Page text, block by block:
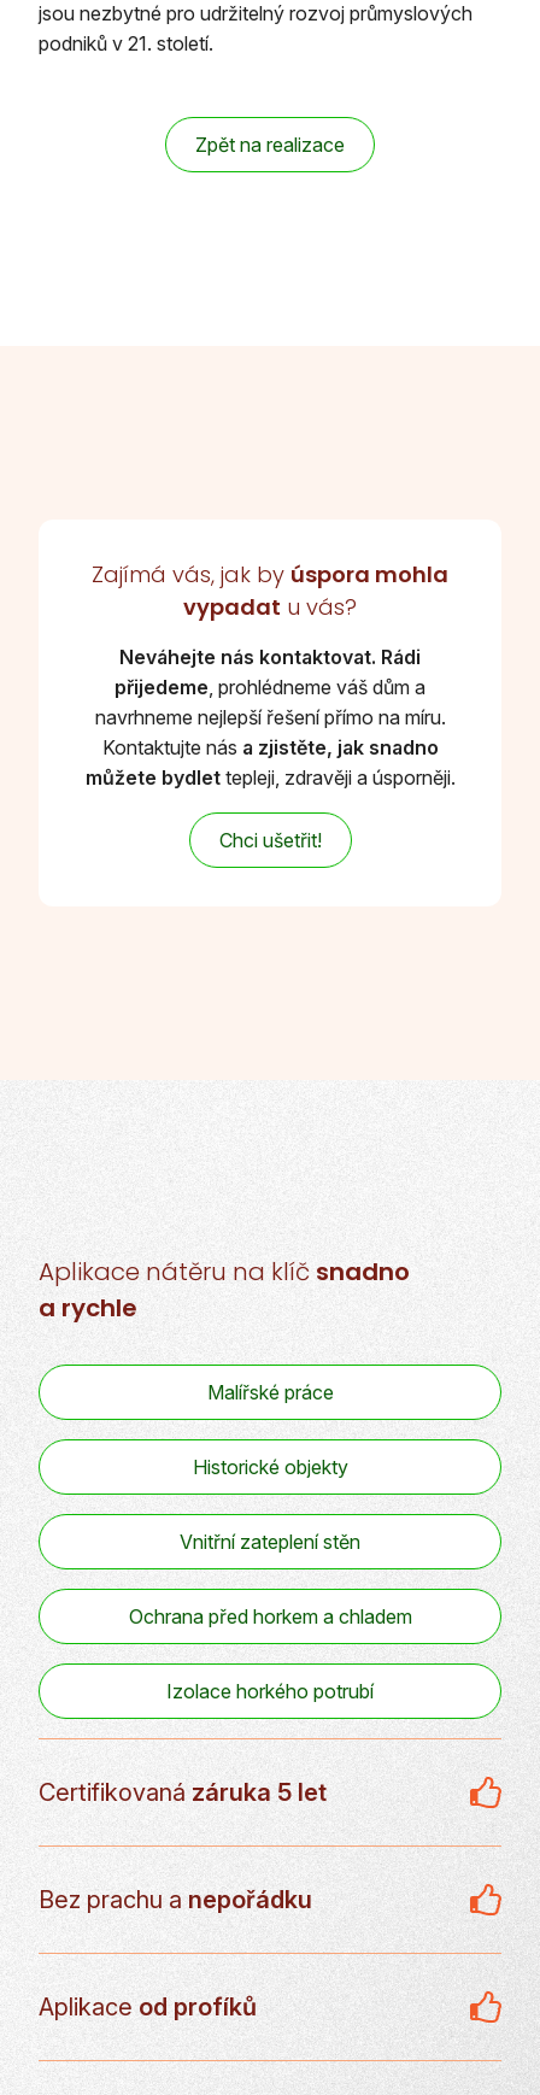
jsou nezbytné pro udržitelný rozvoj průmyslových
podniků v 21. století.
Zpět na realizace
Zajímá vás, jak by úspora mohla
vypadat u vás?
Neváhejte nás kontaktovat. Rádi
přijedeme, prohlédneme váš dům a
navrhneme nejlepší řešení přímo na míru.
Kontaktujte nás a zjistěte, jak snadno
můžete bydlettepleji, zdravěji a úsporněji.
Chci ušetřit!
Aplikace nátěru na klíč snadno
a rychle
Malířské práce
Historické objekty
Vnitřní zateplení stěn
Ochrana před horkem a chladem
Izolace horkého potrubí
Certifikovaná záruka 5 let
Bez prachu anepořádku
Aplikace od profíků